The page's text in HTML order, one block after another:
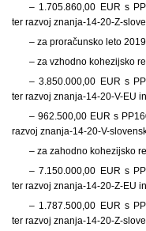
– 1.705.860,00 EUR s
ter razvoj znanja-14-20-Z-
– za proračunsko leto
– za vzhodno kohezijsko
–3.850.000,00 EUR s
ter razvoj znanja-14-20-V-EU in
–962.500,00 EUR s
razvoj znanja-14-20-V-
– za zahodno kohezijsko
–7.150.000,00 EUR s
ter razvoj znanja-14-20-Z-EU in
– 1.787.500,00 EUR s
ter razvoj znanja-14-20-Z-